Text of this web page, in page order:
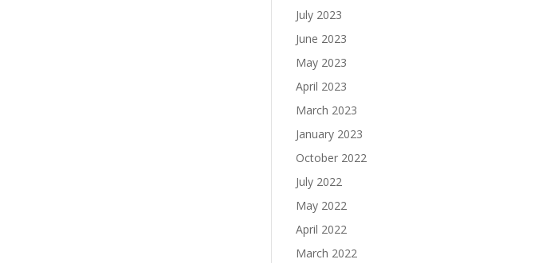
July 2023
June 2023
May 2023
April 2023
March 2023
January 2023
October 2022
July 2022
May 2022
April 2022
March 2022